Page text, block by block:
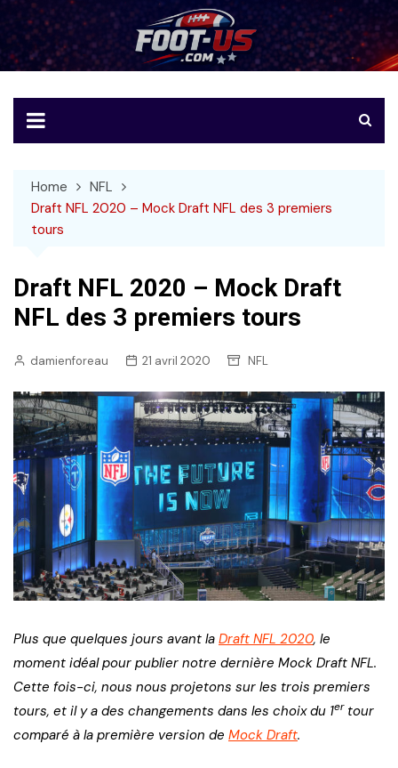
to
content
Foot-US
Le football américain en français
Home
NFL
Draft NFL 2020 – Mock Draft NFL des 3 premiers
tours
Draft NFL 2020 – Mock Draft
NFL des 3 premiers tours
damienforeau 21 avril 2020 NFL
Plus que quelques jours avant la Draft NFL 2020, le
moment idéal pour publier notre dernière Mock Draft NFL.
Cette fois-ci, nous nous projetons sur les trois premiers
tours, et il y a des changements dans les choix du 1ertour
comparé à la première version de Mock Draft.